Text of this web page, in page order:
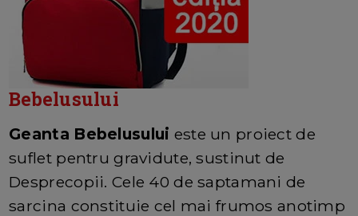
Bebelusului
Geanta Bebelusului este un proiect de
suflet pentru gravidute, sustinut de
Desprecopii. Cele 40 de saptamani de
sarcina constituie cel mai frumos anotimp